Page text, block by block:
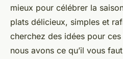
mieux pour célébrer la
plats délicieux, simples et
cherchez des idées pour ces
nous avons ce qu’il vous